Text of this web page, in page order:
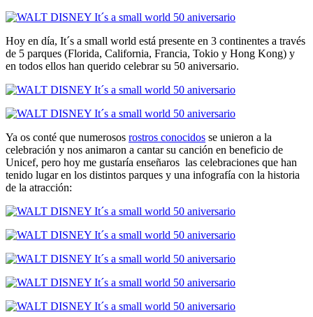
Hoy en día, It´s a small world está presente en 3 continentes a través
de 5 parques (Florida, California, Francia, Tokio y Hong Kong) y
en todos ellos han querido celebrar su 50 aniversario.
Ya os conté que numerosos rostros conocidos se unieron a la
celebración y nos animaron a cantar su canción en beneficio de
Unicef, pero hoy me gustaría enseñaros las celebraciones que han
tenido lugar en los distintos parques y una infografía con la historia
de la atracción: